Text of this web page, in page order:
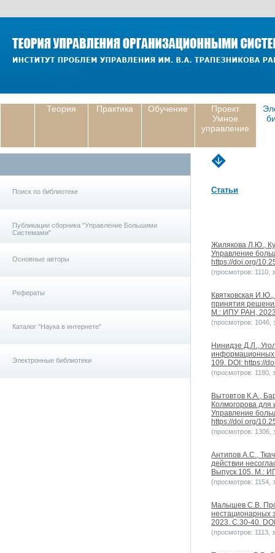
Теория Практика Обучение
Проект
Умное
управление
Поиск по библиотеке
Публикации сборника "Управление Большими
Системами"
Основные авторы
Рефераты
Каталог "Наука в интернете"
Электронные библиотеки
Статьи
Жилякова Л.Ю.,
Управление
https://doi.org/
(просмотров: 1110,
Квятковская
принятия
М.: ИПУ РАН,
(просмотров: 1046,
Нинидзе Д.Л.,
информационных
109. DOI: https://
(просмотров: 1180,
Вытовтов К.А.,
Колмогорова
Управление
https://doi.org/
(просмотров: 1306,
Антипов А.С.,
действии
Выпуск 105. М.:
(просмотров: 1154,
Малышев С.В.
нестационарных
2023. С.30-40.
(просмотров: 1113,